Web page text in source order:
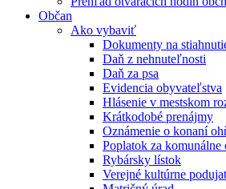
Občan
Ako vybaviť
Dokumenty na
Daň z nehnuteľnosti
Daň za psa
Evidencia obyvateľstva
Hlásenie v mestskom
Krátkodobé prenájmy
Oznámenie o konaní
Poplatok za komunálne
Rybársky lístok
Verejné kultúrne